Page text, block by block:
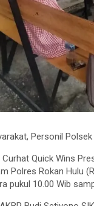
Personil
Curhat Quick Wins
Polres Rokan Hulu
pukul 10.00 Wib